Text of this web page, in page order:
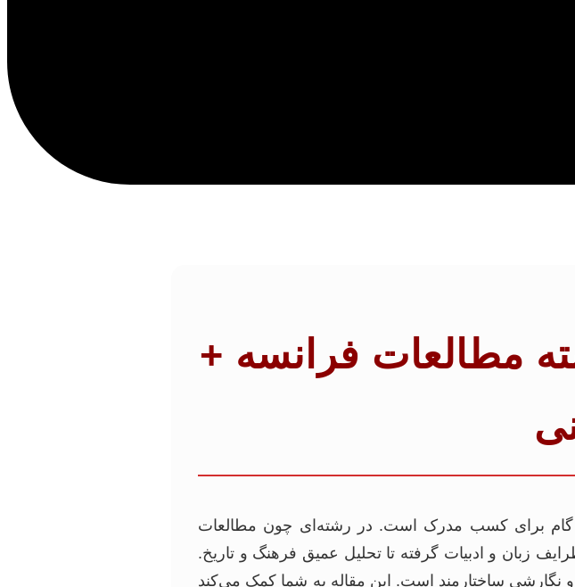
مطالعات فرانسه +
گام برای کسب مدرک است. در رشته‌ای چون مطالعات
زبان و ادبیات گرفته تا تحلیل عمیق فرهنگ و تاریخ.
نگارشی ساختارمند است. این مقاله به شما کمک می‌کند